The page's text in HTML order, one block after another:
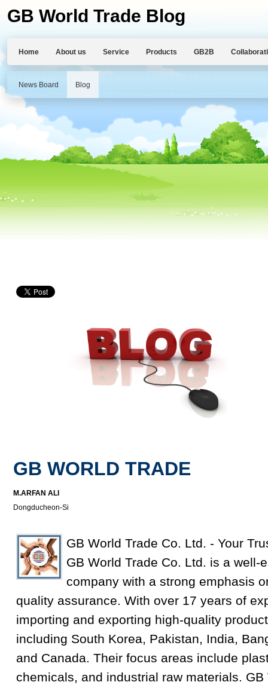
GB World Trade Blog
Home About us Service Products GB2B
News Board Blog
GB WORLD TRADE
M.ARFAN ALI
Dongducheon-Si
GB World Trade Co. Ltd. - Your
GB World Trade Co. Ltd. is a well-
company with a strong emphasis
quality assurance. With over 17 years of
importing and exporting high-quality
including South Korea, Pakistan, India,
and Canada. Their focus areas include
chemicals, and industrial raw materials.